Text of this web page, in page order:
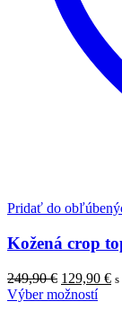
Pridať do
Kožená crop
249,90€ Pôvodná
cena
129,90 € s
Výber možností